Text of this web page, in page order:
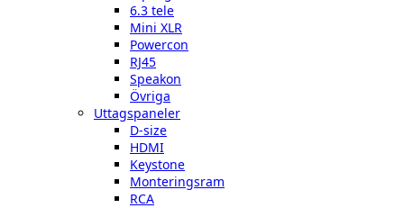
6.3 tele
Mini XLR
Powercon
RJ45
Speakon
Övriga
Uttagspaneler
D-size
HDMI
Keystone
Monteringsram
RCA